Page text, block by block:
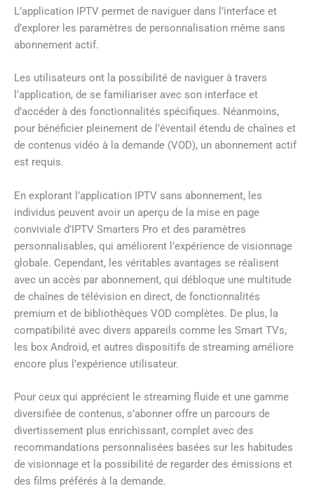
L’application IPTV permet de naviguer dans l’interface et
d’explorer les paramètres de personnalisation même sans
abonnement actif.
Les utilisateurs ont la possibilité de naviguer à travers
l’application, de se familiariser avec son interface et
d’accéder à des fonctionnalités spécifiques. Néanmoins,
pour bénéficier pleinement de l’éventail étendu de chaînes et
de contenus vidéo à la demande (VOD), un abonnement actif
est requis.
En explorant l’application IPTV sans abonnement, les
individus peuvent avoir un aperçu de la mise en page
conviviale d’IPTV Smarters Pro et des paramètres
personnalisables, qui améliorent l’expérience de visionnage
globale. Cependant, les véritables avantages se réalisent
avec un accès par abonnement, qui débloque une multitude
de chaînes de télévision en direct, de fonctionnalités
premium et de bibliothèques VOD complètes. De plus, la
compatibilité avec divers appareils comme les Smart TVs,
les box Android, et autres dispositifs de streaming améliore
encore plus l’expérience utilisateur.
Pour ceux qui apprécient le streaming fluide et une gamme
diversifiée de contenus, s’abonner offre un parcours de
divertissement plus enrichissant, complet avec des
recommandations personnalisées basées sur les habitudes
de visionnage et la possibilité de regarder des émissions et
des films préférés à la demande.